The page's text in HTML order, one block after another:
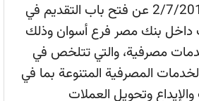
تم الإعلان في يوم 2/7/2019 عن فتح باب التقديم في
داخل بنك مصر فرع أسوان وذلك
مصرفية، والتي تتلخص في
المصرفية المتنوعة بما في
وتحويل العملات